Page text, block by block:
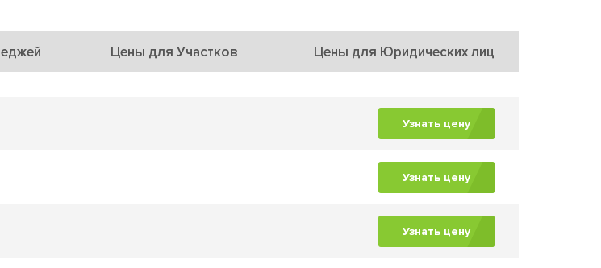
Цены для Участков Цены для Юридических лиц
Узнать цену
Узнать цену
Узнать цену